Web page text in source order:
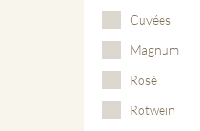
Cuvées
Magnum
Rosé
Rotwein